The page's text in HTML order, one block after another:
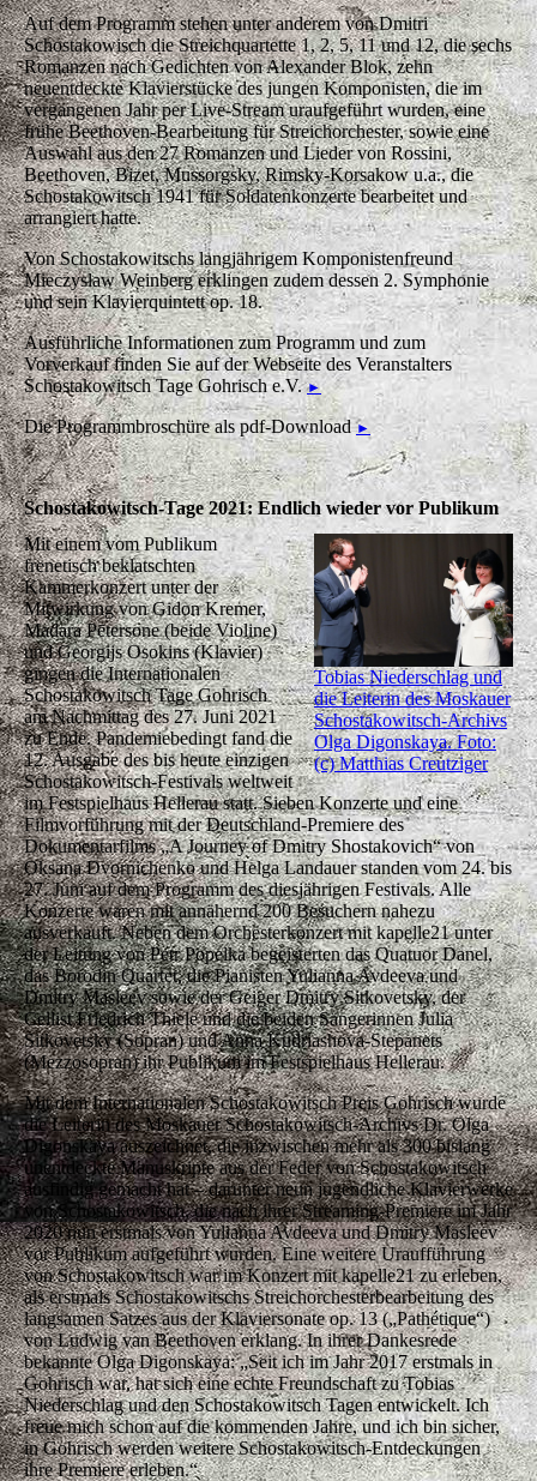
Auf dem Programm stehen unter anderem von Dmitri
Schostakowisch die Streichquartette 1, 2, 5, 11 und 12, die sechs
Romanzen nach Gedichten von Alexander Blok, zehn
neuentdeckte Klavierstücke des jungen Komponisten, die im
vergangenen Jahr per Live-Stream uraufgeführt wurden, eine
frühe Beethoven-Bearbeitung für Streichorchester, sowie eine
Auswahl aus den 27 Romanzen und Lieder von Rossini,
Beethoven, Bizet, Mussorgsky, Rimsky-Korsakow u.a., die
Schostakowitsch 1941 für Soldatenkonzerte bearbeitet und
arrangiert hatte.
Von Schostakowitschs langjährigem Komponistenfreund
Mieczysław Weinberg erklingen zudem dessen 2. Symphonie
und sein Klavierquintett op. 18.
Ausführliche Informationen zum Programm und zum
Vorverkauf finden Sie auf der Webseite des Veranstalters
Schostakowitsch Tage Gohrisch e.V.►
Die Programmbroschüre als pdf-Download►
Schostakowitsch-Tage 2021: Endlich wieder vor Publikum
Tobias Niederschlag und
die Leiterin des Moskauer
Schostakowitsch-Archivs
Olga Digonskaya. Foto:
(c) Matthias Creutziger
Mit einem vom Publikum
frenetisch beklatschten
Kammerkonzert unter der
Mitwirkung von Gidon Kremer,
Madara Pētersone (beide Violine)
und Georgijs Osokins (Klavier)
gingen die Internationalen
Schostakowitsch Tage Gohrisch
am Nachmittag des 27. Juni 2021
zu Ende. Pandemiebedingt fand die
12. Ausgabe des bis heute einzigen
Schostakowitsch-Festivals weltweit
im Festspielhaus Hellerau statt. Sieben Konzerte und eine
Filmvorführung mit der Deutschland-Premiere des
Dokumentarfilms „A Journey of Dmitry Shostakovich“ von
Oksana Dvornichenko und Helga Landauer standen vom 24. bis
27. Juni auf dem Programm des diesjährigen Festivals. Alle
Konzerte waren mit annähernd 200 Besuchern nahezu
ausverkauft. Neben dem Orchesterkonzert mit kapelle21 unter
der Leitung von Petr Popelka begeisterten das Quatuor Danel,
das Borodin Quartet, die Pianisten Yulianna Avdeeva und
Dmitry Masleev sowie der Geiger Dmitry Sitkovetsky, der
Cellist Friedrich Thiele und die beiden Sängerinnen Julia
Sitkovetsky (Sopran) und Anna Kudriashova-Stepanets
(Mezzosopran) ihr Publikum im Festspielhaus Hellerau.
Mit dem Internationalen Schostakowitsch Preis Gohrisch wurde
die Leiterin des Moskauer Schostakowitsch-Archivs Dr. Olga
Digonskaya auszeichnet, die inzwischen mehr als 300 bislang
unentdeckte Manuskripte aus der Feder von Schostakowitsch
ausfindig gemacht hat – darunter neun jugendliche Klavierwerke
von Schostakowitsch, die nach ihrer Streaming-Premiere im Jahr
2020 nun erstmals von Yulianna Avdeeva und Dmitry Masleev
vor Publikum aufgeführt wurden. Eine weitere Uraufführung
von Schostakowitsch war im Konzert mit kapelle21 zu erleben,
als erstmals Schostakowitschs Streichorchesterbearbeitung des
langsamen Satzes aus der Klaviersonate op. 13 („Pathétique“)
von Ludwig van Beethoven erklang. In ihrer Dankesrede
bekannte Olga Digonskaya: „Seit ich im Jahr 2017 erstmals in
Gohrisch war, hat sich eine echte Freundschaft zu Tobias
Niederschlag und den Schostakowitsch Tagen entwickelt. Ich
freue mich schon auf die kommenden Jahre, und ich bin sicher,
in Gohrisch werden weitere Schostakowitsch-Entdeckungen
ihre Premiere erleben.“